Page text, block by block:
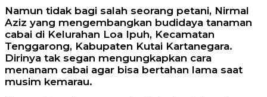
Namun tidak bagi salah seorang petani, Nirmal
Aziz yang mengembangkan budidaya tanaman
cabai di Kelurahan Loa Ipuh, Kecamatan
Tenggarong, Kabupaten Kutai Kartanegara.
Dirinya tak segan mengungkapkan cara
menanam cabai agar bisa bertahan lama saat
musim kemarau.